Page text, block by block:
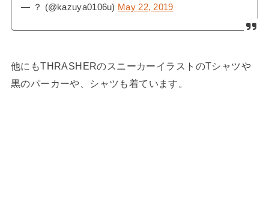
— ？ (@kazuya0106u) May 22, 2019
他にもTHRASHERのスニーカーイラストのTシャツや
黒のパーカーや、シャツも着ています。